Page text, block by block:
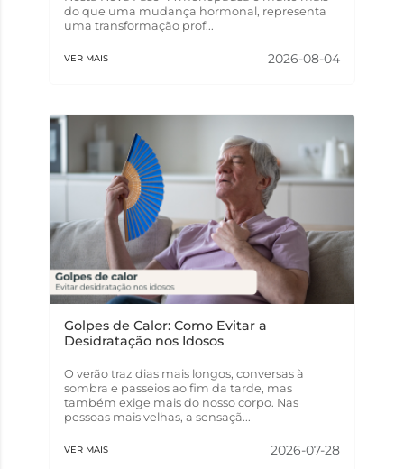
do que uma mudança hormonal, representa
uma transformação prof...
VER MAIS 2026-08-04
Golpes de Calor: Como Evitar a
Desidratação nos Idosos
O verão traz dias mais longos, conversas à
sombra e passeios ao fim da tarde, mas
também exige mais do nosso corpo. Nas
pessoas mais velhas, a sensaçã...
VER MAIS 2026-07-28